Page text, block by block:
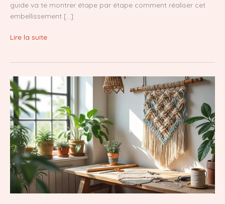
guide va te montrer étape par étape comment réaliser cet
embellissement […]
Coudre
un
sac
:
Guide
pas
à
pas
Lire la suite